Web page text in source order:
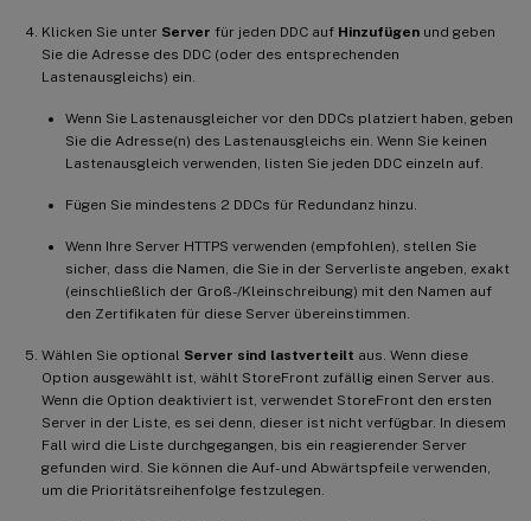
Klicken Sie unter Server für jeden DDC auf Hinzufügen und geben
Sie die Adresse des DDC (oder des entsprechenden
Lastenausgleichs) ein.
Wenn Sie Lastenausgleicher vor den DDCs platziert haben, geben
Sie die Adresse(n) des Lastenausgleichs ein. Wenn Sie keinen
Lastenausgleich verwenden, listen Sie jeden DDC einzeln auf.
Fügen Sie mindestens 2 DDCs für Redundanz hinzu.
Wenn Ihre Server HTTPS verwenden (empfohlen), stellen Sie
sicher, dass die Namen, die Sie in der Serverliste angeben, exakt
(einschließlich der Groß-/Kleinschreibung) mit den Namen auf
den Zertifikaten für diese Server übereinstimmen.
Wählen Sie optional Server sind lastverteilt aus. Wenn diese
Option ausgewählt ist, wählt StoreFront zufällig einen Server aus.
Wenn die Option deaktiviert ist, verwendet StoreFront den ersten
Server in der Liste, es sei denn, dieser ist nicht verfügbar. In diesem
Fall wird die Liste durchgegangen, bis ein reagierender Server
gefunden wird. Sie können die Auf- und Abwärtspfeile verwenden,
um die Prioritätsreihenfolge festzulegen.